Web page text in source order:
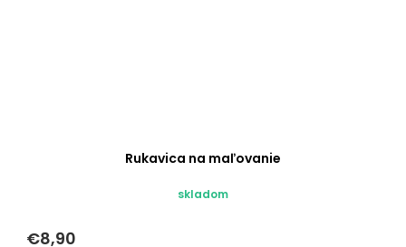
Rukavica na maľovanie
skladom
€8,90